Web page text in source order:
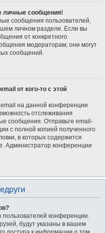
личные сообщения!
сообщения пользователей,
личном разделе. Если вы
от конкретного
модераторам; они могут
сообщений.
от кого-то с этой
на данной конференции
отслеживания
сообщения. Отправьте email-
с полной копией полученного
в которых содержится
Администратор конференции
пользователей конференции.
будут указаны в вашем